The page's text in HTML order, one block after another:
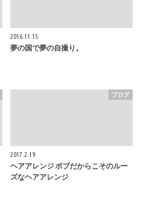
2016.11.15
夢の国で夢の自撮り。
ブログ
2017.2.19
ヘアアレンジ ボブだからこそのルー
ズなヘアアレンジ